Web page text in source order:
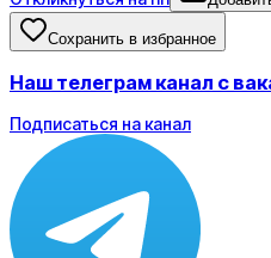
Сохранить в избранное
Наш телеграм канал с
Подписаться на канал